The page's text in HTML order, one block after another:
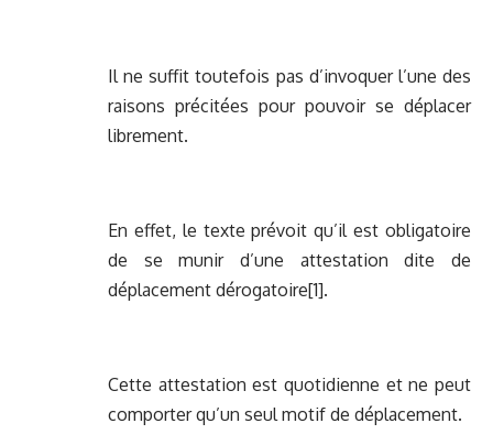
Il ne suffit toutefois pas d’invoquer l’une des
raisons précitées pour pouvoir se déplacer
librement.
En effet, le texte prévoit qu’il est obligatoire
de se munir d’une attestation dite de
déplacement dérogatoire[1].
Cette attestation est quotidienne et ne peut
comporter qu’un seul motif de déplacement.